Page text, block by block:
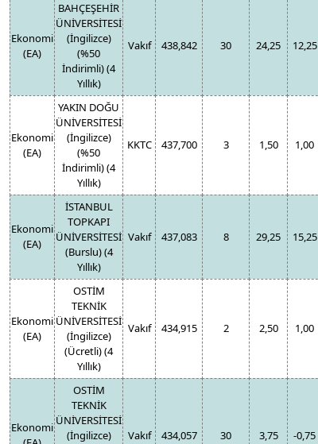
Ekonomi
(EA)
BAHÇEŞEHİR
ÜNİVERSİTESİ
(İngilizce)
(%50
İndirimli) (4
Yıllık)
Vakıf 438,842 30 24,25 12,25
Ekonomi
(EA)
YAKIN DOĞU
ÜNİVERSİTESİ
(İngilizce)
(%50
İndirimli) (4
Yıllık)
KKTC 437,700 3 1,50 1,00
Ekonomi
(EA)
İSTANBUL
TOPKAPI
ÜNİVERSİTESİ
(Burslu) (4
Yıllık)
Vakıf 437,083 8 29,25 15,25
Ekonomi
(EA)
OSTİM
TEKNİK
ÜNİVERSİTESİ
(İngilizce)
(Ücretli) (4
Yıllık)
Vakıf 434,915 2 2,50 1,00
Ekonomi
OSTİM
TEKNİK
ÜNİVERSİTESİ
(İngilizce)
Vakıf 434,057 30 3,75 -0,75